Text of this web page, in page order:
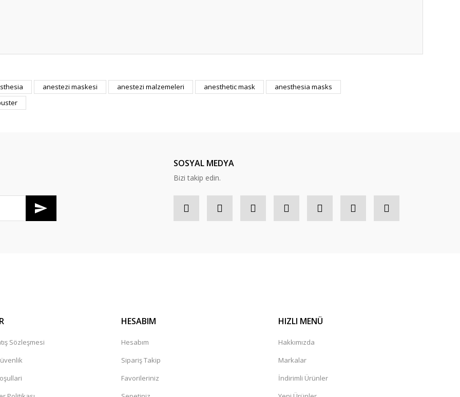
Bu ürüne ilk yorumu siz yapın!
anestezi maskesi anestezi malzemeleri anesthetic mask
anesthesia masks
SOSYAL MEDYA
Bizi takip edin.
Sözleşmesi
HESABIM
Hesabım
Sipariş Takip
Favorileriniz
HIZLI MENÜ
Hakkımızda
Markalar
İndirimli Ürünler